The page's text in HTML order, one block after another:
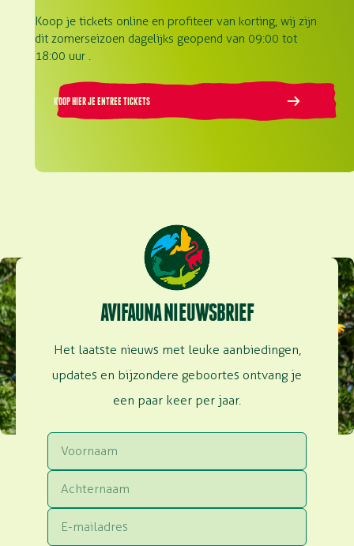
Koop je tickets online en profiteer van korting, wij zijn
dit zomerseizoen dagelijks geopend van 09:00 tot
18:00 uur .
KOOP HIER JE ENTREE TICKETS
AVIFAUNA NIEUWSBRIEF
Het laatste nieuws met leuke aanbiedingen,
updates en bijzondere geboortes ontvang je
een paar keer per jaar.